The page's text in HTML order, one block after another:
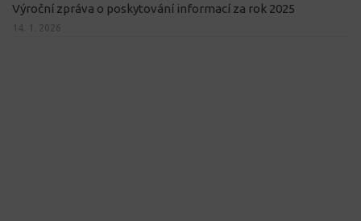
Výroční zpráva o poskytování informací za rok 2025
14. 1. 2026